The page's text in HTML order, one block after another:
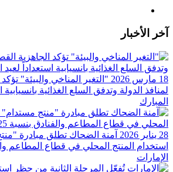
آخر الأخبار
18 مارس 2026
"التغير المناخي والبيئة"
لمنافذ الدولة وتدفق السلع الغذائية بانسيابية
المبارك
28 يناير 2026
آمنة الضحاك تطلق مبادرة
الإمارات